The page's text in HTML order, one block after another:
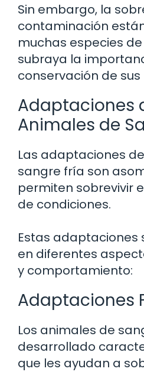
Sin embargo, la
contaminación
muchas especies
subraya la
conservación de
Adaptaciones
Animales de
Las adaptaciones
sangre fría son
permiten sobrevivir
de condiciones.
Estas adaptaciones
en diferentes
y comportamiento:
Adaptaciones
Los animales de
desarrollado
que les ayudan a